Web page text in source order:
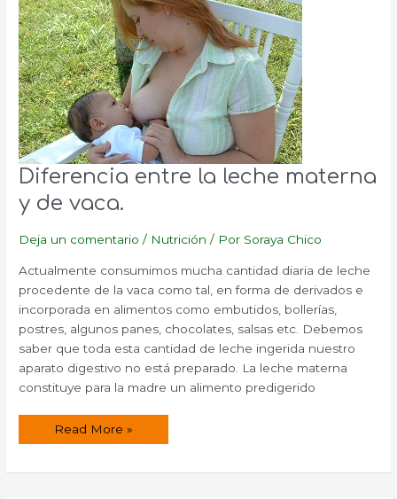
Diferencia entre la leche materna
y de vaca.
Deja un comentario / Nutrición / Por Soraya Chico
Actualmente consumimos mucha cantidad diaria de leche
procedente de la vaca como tal, en forma de derivados e
incorporada en alimentos como embutidos, bollerías,
postres, algunos panes, chocolates, salsas etc. Debemos
saber que toda esta cantidad de leche ingerida nuestro
aparato digestivo no está preparado. La leche materna
constituye para la madre un alimento predigerido
Diferencia
materna
Read More »